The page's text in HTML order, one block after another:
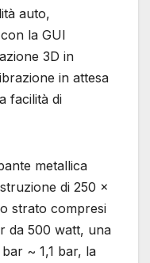
auto,
la GUI
3D in
in attesa
facilità di
metallica
di 250 x
strato compresi
da 500 watt, una
~ 1,1 bar, la